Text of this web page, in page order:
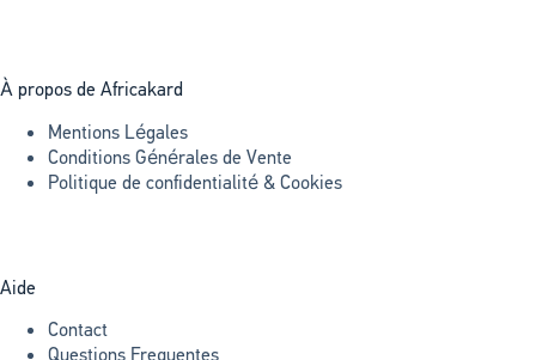
À propos de Africakard
Mentions Légales
Conditions Générales de Vente
Politique de confidentialité & Cookies
Aide
Contact